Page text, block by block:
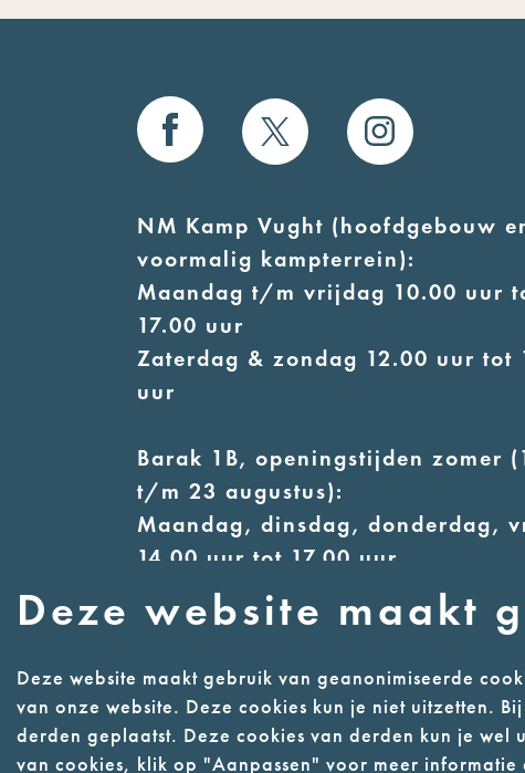
Deze website maakt
Deze website maakt gebruik van geanonimiseerde
van onze website. Deze cookies kun je niet uitzetten.
derden geplaatst. Deze cookies van derden kun je
van cookies, klik op "Aanpassen" voor meer
NM Kamp Vught (hoofdgebouw
voormalig kampterrein):
Maandag t/m vrijdag 10.00 uur
17.00 uur
Zaterdag & zondag 12.00 uur tot
uur
Barak 1B, openingstijden zomer
t/m 23 augustus):
Maandag, dinsdag, donderdag,
14.00 uur tot 17.00 uur
Woensdag 12.00 uur tot 17.00 uur
Zaterdag & zondag 13.00 uur tot
Contact Webwinkel